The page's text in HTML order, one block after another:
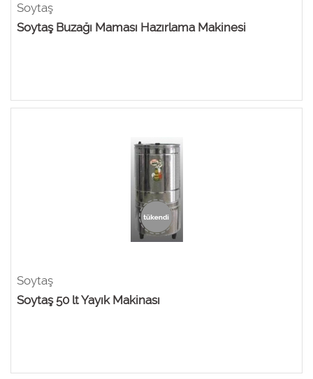
Soytaş
Soytaş Buzağı Maması Hazırlama Makinesi
Soytaş
Soytaş 50 lt Yayık Makinası